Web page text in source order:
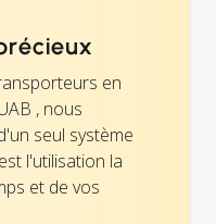
en
, nous
seul système
l'utilisation la
et de vos